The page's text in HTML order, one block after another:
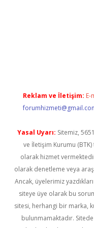
Reklam ve İletişim: E-
Yasal Uyarı: Sitemiz,
ve İletişim Kurumu (BTK)
olarak hizmet
olarak denetleme veya
Ancak, üyelerimiz
siteye üye olarak bu
sitesi, herhangi bir marka,
bulunmamaktadır. Sitede